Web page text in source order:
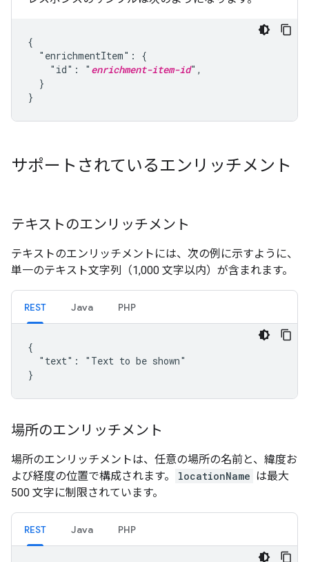
{
  "enrichmentItem": {
    "id": "
enrichment-item-id",
  }
}
サポートされているエンリッチメント
テキストのエンリッチメント
テキストのエンリッチメントには、次の例に示すように、
単一のテキスト文字列（1,000 文字以内）が含まれます。
REST Java PHP
{
  "text": "Text to be shown"
}
場所のエンリッチメント
場所のエンリッチメントは、任意の場所の名前と、緯度お
よび経度の位置で構成されます。
locationName は最大
500 文字に制限されています。
REST Java PHP